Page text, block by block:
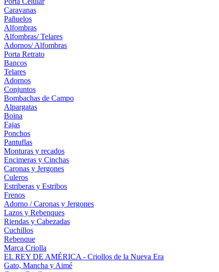
Caravanas
Pañuelos
Alfombras
Alfombras/ Telares
Adornos/ Alfombras
Porta Retrato
Bancos
Telares
Adornos
Conjuntos
Bombachas de Campo
Alpargatas
Boina
Fajas
Ponchos
Pantuflas
Monturas y recados
Encimeras y Cinchas
Caronas y Jergones
Culeros
Estriberas y Estribos
Frenos
Adorno / Caronas y Jergones
Lazos y Rebenques
Riendas y Cabezadas
Cuchillos
Rebenque
Marca Criolla
EL REY DE AMÉRICA - Criollos de la Nueva Era
Gato, Mancha y Aimé